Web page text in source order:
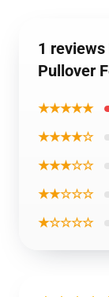
1
Pullover
★★★★★
★★★★☆
★★★☆☆
★★☆☆☆
★☆☆☆☆